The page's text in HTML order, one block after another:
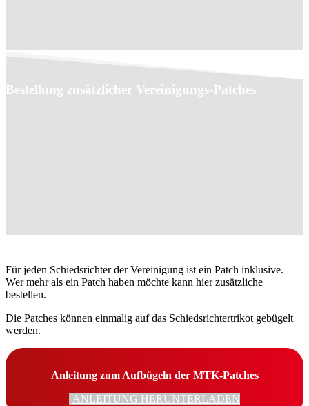
Bestellung zusätzlicher Vereinigungs-Patches
Für jeden Schiedsrichter der Vereinigung ist ein Patch inklusive.
Wer mehr als ein Patch haben möchte kann hier zusätzliche
bestellen.
Die Patches können einmalig auf das Schiedsrichtertrikot gebügelt
werden.
Anleitung zum Aufbügeln der MTK-Patches
ANLEITUNG HERUNTERLADEN